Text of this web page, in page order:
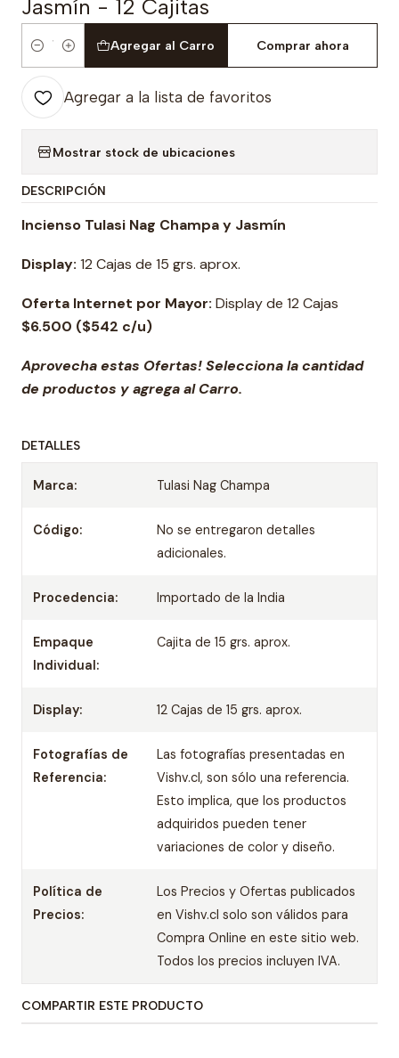
Jasmín - 12 Cajitas
Cantidad
Agregar al Carro Comprar ahora
Agregar a la lista de favoritos
Mostrar stock de ubicaciones
DESCRIPCIÓN
Incienso Tulasi Nag Champa y Jasmín
Display: 12 Cajas de 15 grs. aprox.
Oferta Internet por Mayor: Display de 12 Cajas
$6.500 ($542 c/u)
Aprovecha estas Ofertas! Selecciona la cantidad
de productos y agrega al Carro.
DETALLES
Marca: Tulasi Nag Champa
Código:
No se entregaron detalles
adicionales.
Procedencia: Importado de la India
Empaque
Individual:
Cajita de 15 grs. aprox.
Display: 12 Cajas de 15 grs. aprox.
Fotografías de
Referencia:
Las fotografías presentadas en
Vishv.cl, son sólo una referencia.
Esto implica, que los productos
adquiridos pueden tener
variaciones de color y diseño.
Política de
Precios:
Los Precios y Ofertas publicados
en Vishv.cl solo son válidos para
Compra Online en este sitio web.
Todos los precios incluyen IVA.
COMPARTIR ESTE PRODUCTO